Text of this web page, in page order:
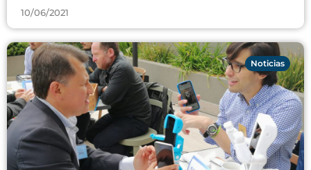
10/06/2021
Noticias